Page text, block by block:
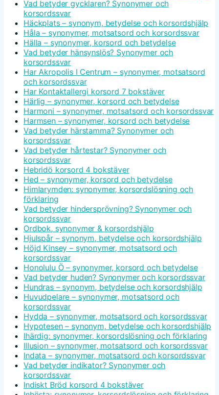
Vad betyder gycklaren? Synonymer och
korsordssvar
Häckplats – synonym, betydelse och korsordshjälp
Håla – synonymer, motsatsord och korsordssvar
Hälla – synonymer, korsord och betydelse
Vad betyder hänsynslös? Synonymer och
korsordssvar
Har Akropolis I Centrum – synonymer, motsatsord
och korsordssvar
Har Kontaktallergi korsord 7 bokstäver
Härlig – synonymer, korsord och betydelse
Harmoni – synonymer, motsatsord och korsordssvar
Harmsen – synonymer, korsord och betydelse
Vad betyder härstamma? Synonymer och
korsordssvar
Vad betyder hårtestar? Synonymer och
korsordssvar
Hebridö korsord 4 bokstäver
Hed – synonymer, korsord och betydelse
Himlarymden: synonymer, korsordslösning och
förklaring
Vad betyder hindersprövning? Synonymer och
korsordssvar
Ordbok, synonymer & korsordshjälp
Hjulspår – synonym, betydelse och korsordshjälp
Höjd Kinsey – synonymer, motsatsord och
korsordssvar
Honolulu Ö – synonymer, korsord och betydelse
Vad betyder huden? Synonymer och korsordssvar
Hundras – synonym, betydelse och korsordshjälp
Huvudpelare – synonymer, motsatsord och
korsordssvar
Hydda – synonymer, motsatsord och korsordssvar
Hypotesen – synonym, betydelse och korsordshjälp
Ihärdig: synonymer, korsordslösning och förklaring
Illusion – synonymer, motsatsord och korsordssvar
Indata – synonymer, motsatsord och korsordssvar
Vad betyder indikator? Synonymer och
korsordssvar
Indiskt Bröd korsord 4 bokstäver